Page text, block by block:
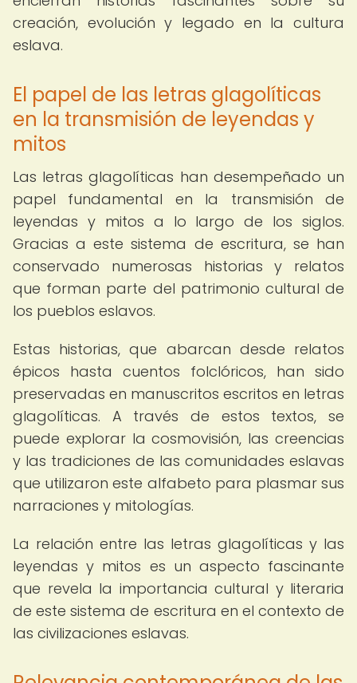
creación, evolución y legado en la cultura
eslava.
El papel de las letras glagolíticas
en la transmisión de leyendas y
mitos
Las letras glagolíticas han desempeñado un
papel fundamental en la transmisión de
leyendas y mitos a lo largo de los siglos.
Gracias a este sistema de escritura, se han
conservado numerosas historias y relatos
que forman parte del patrimonio cultural de
los pueblos eslavos.
Estas historias, que abarcan desde relatos
épicos hasta cuentos folclóricos, han sido
preservadas en manuscritos escritos en letras
glagolíticas. A través de estos textos, se
puede explorar la cosmovisión, las creencias
y las tradiciones de las comunidades eslavas
que utilizaron este alfabeto para plasmar sus
narraciones y mitologías.
La relación entre las letras glagolíticas y las
leyendas y mitos es un aspecto fascinante
que revela la importancia cultural y literaria
de este sistema de escritura en el contexto de
las civilizaciones eslavas.